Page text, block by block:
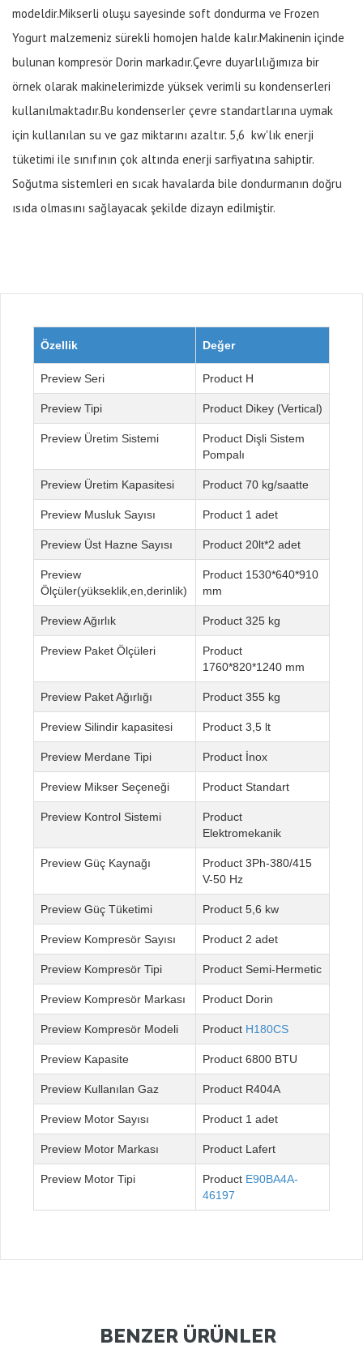
modeldir.Mikserli oluşu sayesinde soft dondurma ve Frozen
Yogurt malzemeniz sürekli homojen halde kalır.Makinenin içinde
bulunan kompresör Dorin markadır.Çevre duyarlılığımıza bir
örnek olarak makinelerimizde yüksek verimli su kondenserleri
kullanılmaktadır.Bu kondenserler çevre standartlarına uymak
için kullanılan su ve gaz miktarını azaltır. 5,6 kw'lık enerji
tüketimi ile sınıfının çok altında enerji sarfiyatına sahiptir.
Soğutma sistemleri en sıcak havalarda bile dondurmanın doğru
ısıda olmasını sağlayacak şekilde dizayn edilmiştir.
Özellik Değer
Seri H
Tipi Dikey (Vertical)
Üretim Sistemi
Dişli Sistem
Pompalı
Üretim Kapasitesi 70 kg/saatte
Musluk Sayısı 1 adet
Üst Hazne Sayısı 20lt*2 adet
Ölçüler(yükseklik,en,derinlik)
1530*640*910
mm
Ağırlık 325 kg
Paket Ölçüleri
1760*820*1240 mm
Paket Ağırlığı 355 kg
Silindir kapasitesi 3,5 lt
Merdane Tipi İnox
Mikser Seçeneği Standart
Kontrol Sistemi
Elektromekanik
Güç Kaynağı
3Ph-380/415
V-50 Hz
Güç Tüketimi 5,6 kw
Kompresör Sayısı 2 adet
Kompresör Tipi Semi-Hermetic
Kompresör Markası Dorin
Kompresör Modeli H180CS
Kapasite 6800 BTU
Kullanılan Gaz R404A
Motor Sayısı 1 adet
Motor Markası Lafert
Motor Tipi
E90BA4A-
46197
BENZER ÜRÜNLER